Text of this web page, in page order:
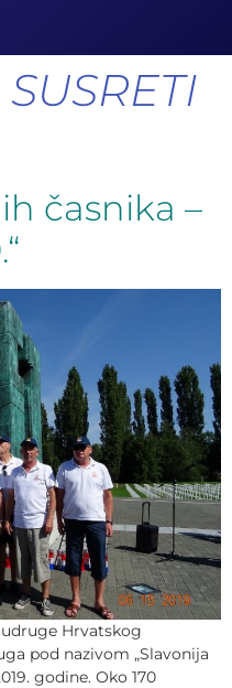
SUSRETI
časnika –
Hrvatskog
pod nazivom „Slavonija
godine. Oko 170